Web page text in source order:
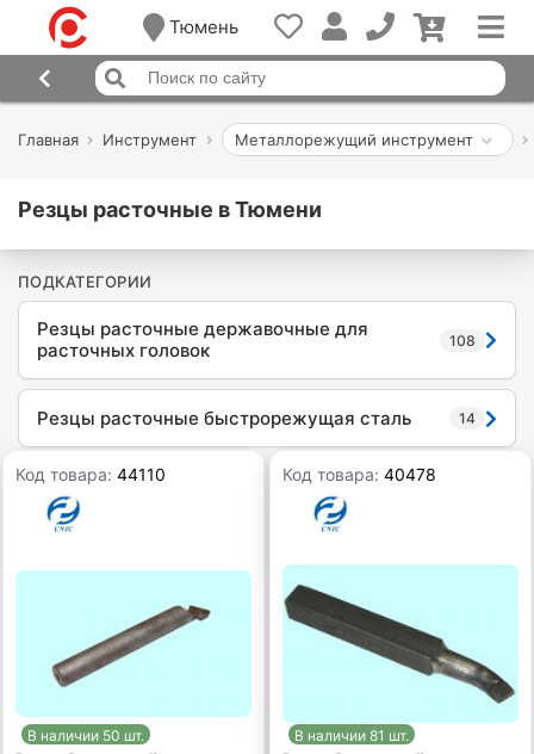
Тюмень
Главная Инструмент Металлорежущий инструмент
Резцы расточные в Тюмени
ПОДКАТЕГОРИИ
Резцы расточные державочные для
расточных головок
108
Резцы расточные быстрорежущая сталь 14
Код товара:44110
В наличии 50 шт.
Код товара:40478
В наличии 81 шт.